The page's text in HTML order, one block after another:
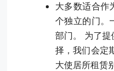
大多数适合作
个独立的门。
部门。 为了
择，我们会定
大使居所租赁